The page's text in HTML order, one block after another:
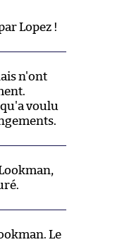
Lopez !
n'ont
voulu
Le